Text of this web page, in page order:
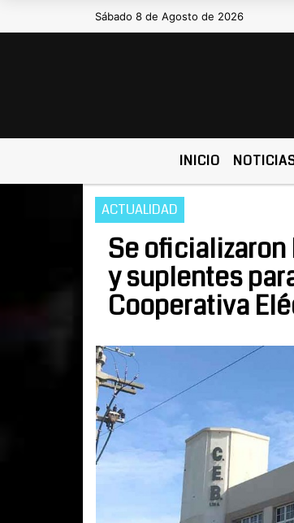
Sábado 8 de Agosto de 2026
Hoy es Sábado 8 de
INICIO
ACTUALIDAD
Se
y suplentes
Cooperativa